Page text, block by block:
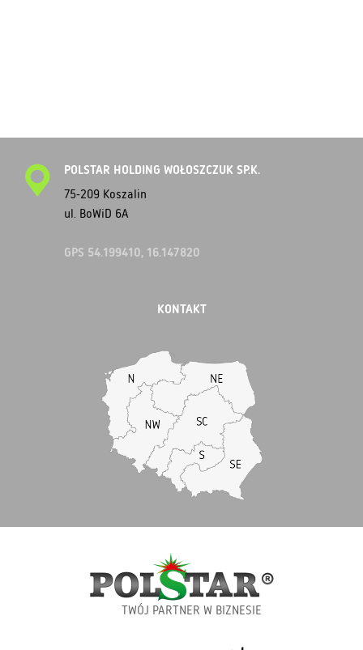
POLSTAR HOLDING WOŁOSZCZUK SP.K.
75-209 Koszalin
ul. BoWiD 6A
GPS 54.199410, 16.147820
KONTAKT
TWÓJ PARTNER W BIZNESIE